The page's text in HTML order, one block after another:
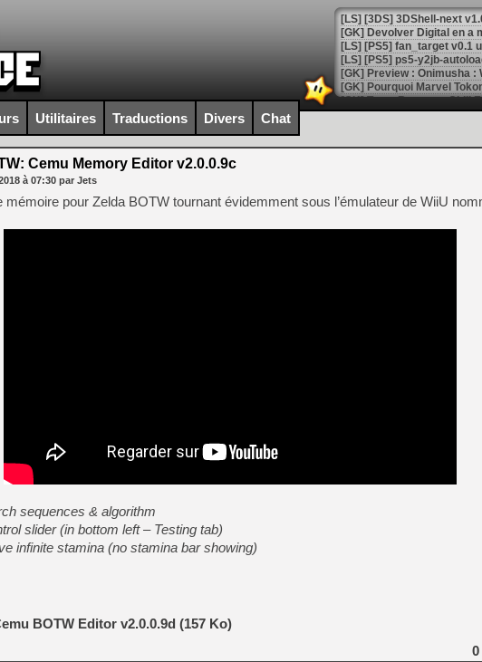
[GK] Devolver Digital en a
[LS] [PS5] ps5-y2jb-
[GK] Pourquoi Marvel
[GK] Test : Restory : Chill
[GK] GTA 6 : Rockstar
[GK] Hot Wheels Infinite
[GK] Mémoire cash -
[GK] Résultats Nintendo :
[GK] Déjà des
[Mo5] Brickboy cherche à
[GK] Minecraft et ses «
[GK] Beast of
[GK] Ubisoft : fin de partie
[GK] Mémoire cash -
[GK] Dan Houser (GTA)
[GK] Comment EA Sports
[GK] Crimson Moon : un
[GK] Isle of Reveries : le
[GK] Moonlighter 2 : The
[GK] Capcom relance
[Mo5] Deux inédits du
[GK] Le beat'em up The
[GK] Endless Legend 2 :
[LS] [PS5] Le WebKit
[GK] Oubliez Crazy Taxi,
[LS] [Switch] NSZ 5.0.0
[GK] No More Room in
Utilitaires Traductions Divers Chat
Cemu Memory Editor v2.0.0.9c
à 07:30 par Jets
mémoire pour Zelda BOTW tournant évidemment sous l’émulateur de WiiU
sequences & algorithm
slider (in bottom left – Testing tab)
infinite stamina (no stamina bar showing)
BOTW Editor v2.0.0.9d (157 Ko)
0